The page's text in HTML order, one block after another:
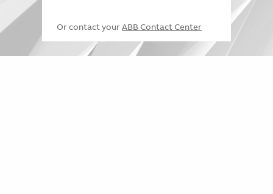
Or contact your ABB Contact Center